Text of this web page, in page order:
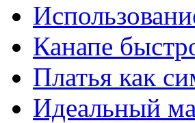
Канапе
Платья как
Идеальный